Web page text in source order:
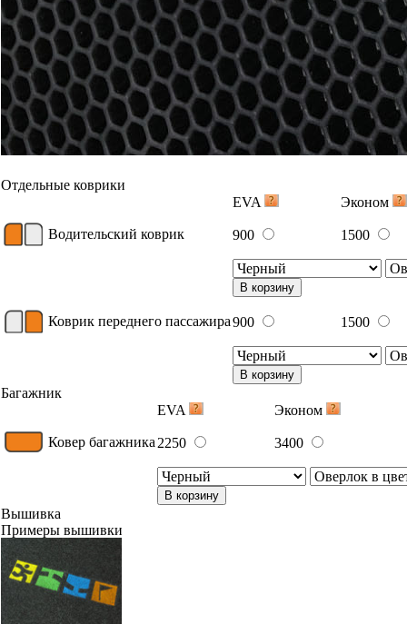
Отдельные коврики
EVA
Эконом
Водительский коврик 900 1500
В корзину
Коврик переднего пассажира900 1500
В корзину
Багажник
EVA
Эконом
Ковер багажника 2250 3400
В корзину
Вышивка
Примеры вышивки